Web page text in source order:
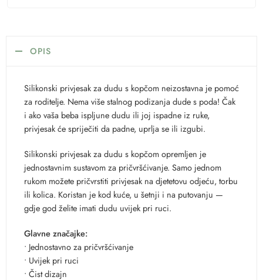
OPIS
Silikonski privjesak za dudu s kopčom neizostavna je pomoć
za roditelje. Nema više stalnog podizanja dude s poda! Čak
i ako vaša beba ispljune dudu ili joj ispadne iz ruke,
privjesak će spriječiti da padne, uprlja se ili izgubi.
Silikonski privjesak za dudu s kopčom opremljen je
jednostavnim sustavom za pričvršćivanje. Samo jednom
rukom možete pričvrstiti privjesak na djetetovu odjeću, torbu
ili kolica. Koristan je kod kuće, u šetnji i na putovanju —
gdje god želite imati dudu uvijek pri ruci.
Glavne značajke:
• Jednostavno za pričvršćivanje
• Uvijek pri ruci
• Čist dizajn